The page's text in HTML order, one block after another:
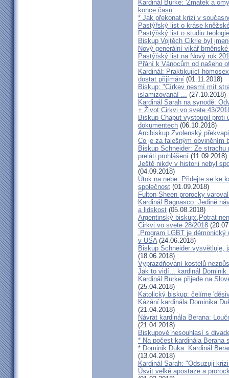
Kardinál Burke: 'Zmatek a
konce časů
* Jak překonat krizi v
Pastýřský list o kráse
Pastýřský list o studiu teologie
Biskup Vojtěch Cikrle byl
Nový generální vikář
Pastýřský list na Nový rok
Přání k Vánocům od našeho
Kardinál: Praktikující
dostat přijímání (01.11.2018)
Biskup: "Církev nesmí mít
islamizovaná! ... (27.10.2018)
Kardinál Sarah na synodě:
+ Život Cirkvi vo svete 43/
Biskup Chaput vystoupil
dokumentech (06.10.2018)
Arcibiskup Zvolenský
Co je za falešným obviněním
Biskup Schneider: Ze
preláti prohlášení (11.09.2018)
Ještě nikdy v historii nebyl
(04.09.2018)
Útok na nebe: Přidejte se ke
společnost (01.09.2018)
Fulton Sheen prorocky
Kardinál Bagnasco: Jedině
a lidskost (05.08.2018)
Argentinský biskup:,Potrat
Cirkvi vo svete 28/2018
„Program LGBT je
v USA(24.06.2018)
Biskup Schneider vysvětluje,
(18.06.2018)
Vyprazdňování kostelů
Jak to vidí... kardinál Dominik
Kardinál Burke přijede na
(25.04.2018)
Katolický biskup: čelíme
Kázání kardinála Dominika
(21.04.2018)
Návrat kardinála Berana:
(21.04.2018)
Biskupové nesouhlasí s
* Na počest kardinála
* Dominik Duka: Kardinál
(13.04.2018)
Kardinál Sarah: "Odsuzuji
Úsvit velké apostaze a